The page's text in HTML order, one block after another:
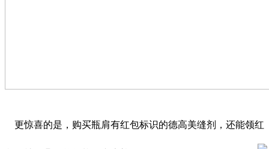
更惊喜的是，购买瓶肩有红包标识的德高美缝剂，还能领红